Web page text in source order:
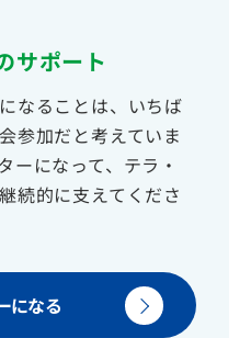
サポート
なることは、いちば
参加だと考えていま
ーになって、テラ・
続的に支えてくださ
になる